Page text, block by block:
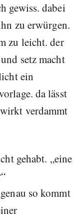
gewiss. dabei
zu erwürgen.
zu leicht. der
setz macht
ein
da lässt
verdammt
gehabt. eine
so kommt